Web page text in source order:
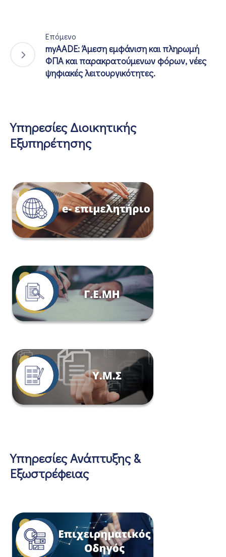
Επόμενο
myAADE: Άμεση εμφάνιση και πληρωμή
ΦΠΑ και παρακρατούμενων φόρων, νέες
ψηφιακές λειτουργικότητες.
Υπηρεσίες Διοικητικής
Εξυπηρέτησης
Υπηρεσίες Ανάπτυξης &
Εξωστρέφειας